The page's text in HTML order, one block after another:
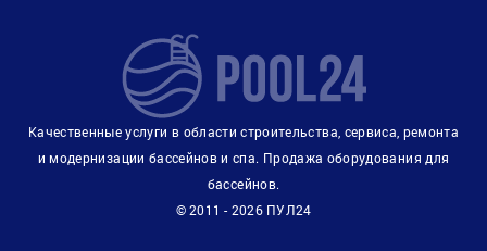
Качественные услуги в области строительства, сервиса, ремонта
и модернизации бассейнов и спа. Продажа оборудования для
бассейнов.
© 2011 - 2026 ПУЛ24